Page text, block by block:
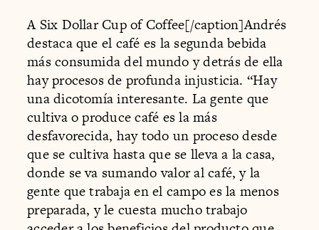
A Six Dollar Cup of Coffee[/caption]Andrés
destaca que el café es la segunda bebida
más consumida del mundo y detrás de ella
hay procesos de profunda injusticia. “Hay
una dicotomía interesante. La gente que
cultiva o produce café es la más
desfavorecida, hay todo un proceso desde
que se cultiva hasta que se lleva a la casa,
donde se va sumando valor al café, y la
gente que trabaja en el campo es la menos
preparada, y le cuesta mucho trabajo